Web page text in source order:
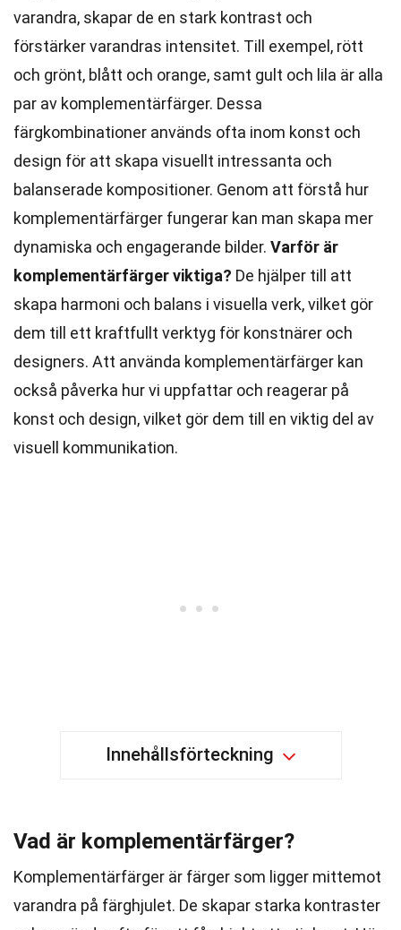
varandra, skapar de en stark kontrast och
förstärker varandras intensitet. Till exempel, rött
och grönt, blått och orange, samt gult och lila är alla
par av komplementärfärger. Dessa
färgkombinationer används ofta inom konst och
design för att skapa visuellt intressanta och
balanserade kompositioner. Genom att förstå hur
komplementärfärger fungerar kan man skapa mer
dynamiska och engagerande bilder. Varför är
komplementärfärger viktiga? De hjälper till att
skapa harmoni och balans i visuella verk, vilket gör
dem till ett kraftfullt verktyg för konstnärer och
designers. Att använda komplementärfärger kan
också påverka hur vi uppfattar och reagerar på
konst och design, vilket gör dem till en viktig del av
visuell kommunikation.
Innehållsförteckning
Vad är komplementärfärger?
Komplementärfärger är färger som ligger mittemot
varandra på färghjulet. De skapar starka kontraster